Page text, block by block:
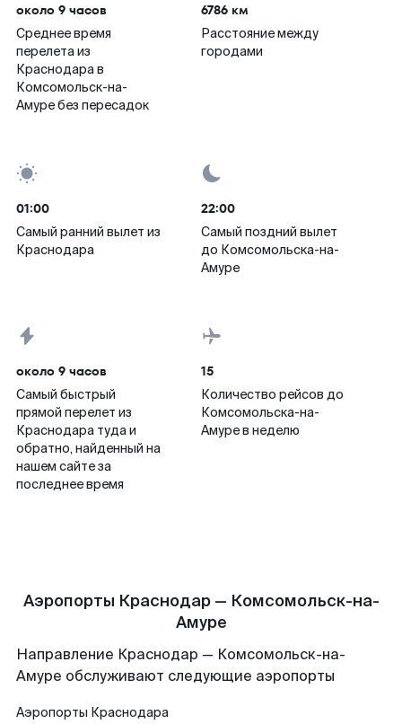
около 9 часов
Среднее время
перелета из
Краснодара в
Комсомольск-на-
Амуре без пересадок
6786 км
Расстояние между
городами
01:00
Самый ранний вылет из
Краснодара
22:00
Самый поздний вылет
до Комсомольска-на-
Амуре
около 9 часов
Самый быстрый
прямой перелет из
Краснодара туда и
обратно, найденный на
нашем сайте за
последнее время
15
Количество рейсов до
Комсомольска-на-
Амуре в неделю
Аэропорты Краснодар — Комсомольск-на-
Амуре
Направление Краснодар — Комсомольск-на-
Амуре обслуживают следующие аэропорты
Аэропорты Краснодара